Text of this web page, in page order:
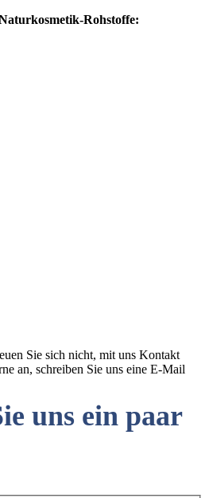
Rohstoffe:
Sie sich nicht, mit uns Kontakt
an, schreiben Sie uns eine E-Mail
uns ein paar